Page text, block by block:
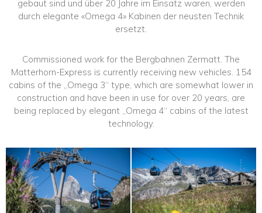
gebaut sind und über 20 Jahre im Einsatz waren, werden
durch elegante «Omega 4» Kabinen der neusten Technik
ersetzt.
Commissioned work for the Bergbahnen Zermatt. The
Matterhorn-Express is currently receiving new vehicles. 154
cabins of the „Omega 3“ type, which are somewhat lower in
construction and have been in use for over 20 years, are
being replaced by elegant „Omega 4“ cabins of the latest
technology.